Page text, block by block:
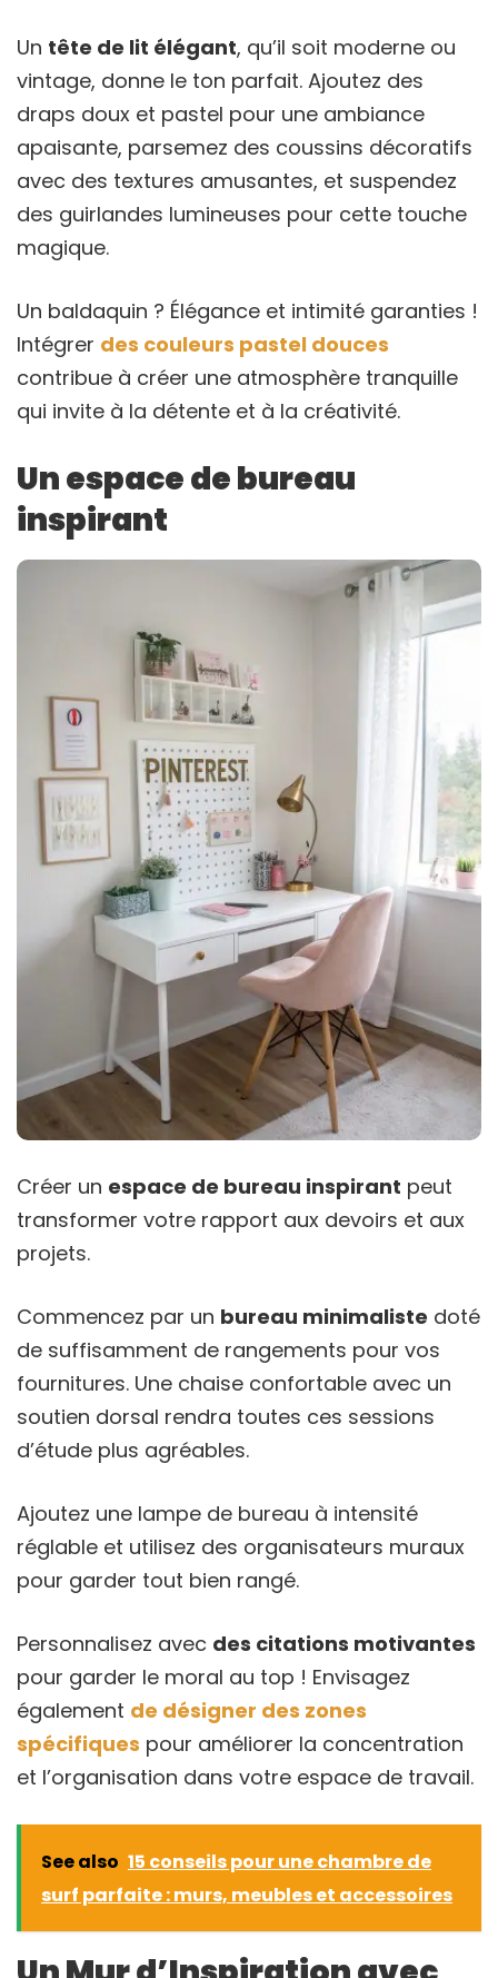
Un tête de lit élégant, qu’il soit moderne ou
vintage, donne le ton parfait. Ajoutez des
draps doux et pastel pour une ambiance
apaisante, parsemez des coussins décoratifs
avec des textures amusantes, et suspendez
des guirlandes lumineuses pour cette touche
magique.
Un baldaquin ? Élégance et intimité garanties !
Intégrer des couleurs pastel douces
contribue à créer une atmosphère tranquille
qui invite à la détente et à la créativité.
Un espace de bureau
inspirant
Créer un espace de bureau inspirant peut
transformer votre rapport aux devoirs et aux
projets.
Commencez par un bureau minimaliste doté
de suffisamment de rangements pour vos
fournitures. Une chaise confortable avec un
soutien dorsal rendra toutes ces sessions
d’étude plus agréables.
Ajoutez une lampe de bureau à intensité
réglable et utilisez des organisateurs muraux
pour garder tout bien rangé.
Personnalisez avec des citations motivantes
pour garder le moral au top ! Envisagez
également de désigner des zones
spécifiques pour améliorer la concentration
et l’organisation dans votre espace de travail.
See also 15 conseils pour une chambre de
surf parfaite : murs, meubles et accessoires